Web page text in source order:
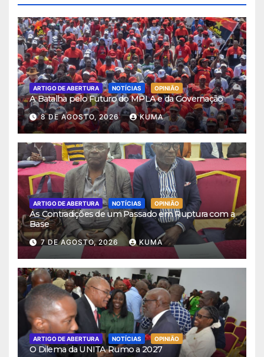
ARTIGO DE ABERTURA NOTÍCIAS OPINIÃO
A Batalha pelo Futuro do MPLA e da Governação
8 DE AGOSTO, 2026 KUMA
ARTIGO DE ABERTURA NOTÍCIAS OPINIÃO
As Contradições de um Passado em Ruptura com a
Base
7 DE AGOSTO, 2026 KUMA
ARTIGO DE ABERTURA NOTÍCIAS OPINIÃO
O Dilema da UNITA Rumo a 2027